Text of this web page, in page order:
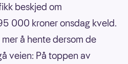
beskjed om
000 kroner onsdag kveld.
å hente dersom de
veien: På toppen av